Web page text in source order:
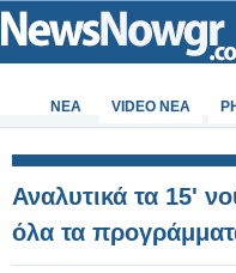
ΝΕΑ VIDEO NEA
Αναλυτικά τα 15'
όλα τα